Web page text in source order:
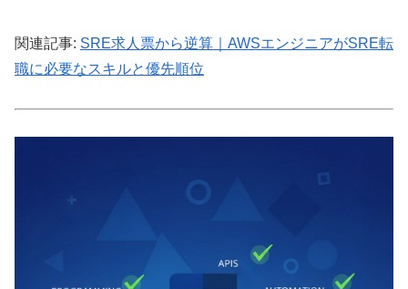
関連記事: SRE求人票から逆算｜AWSエンジニアがSRE転
職に必要なスキルと優先順位